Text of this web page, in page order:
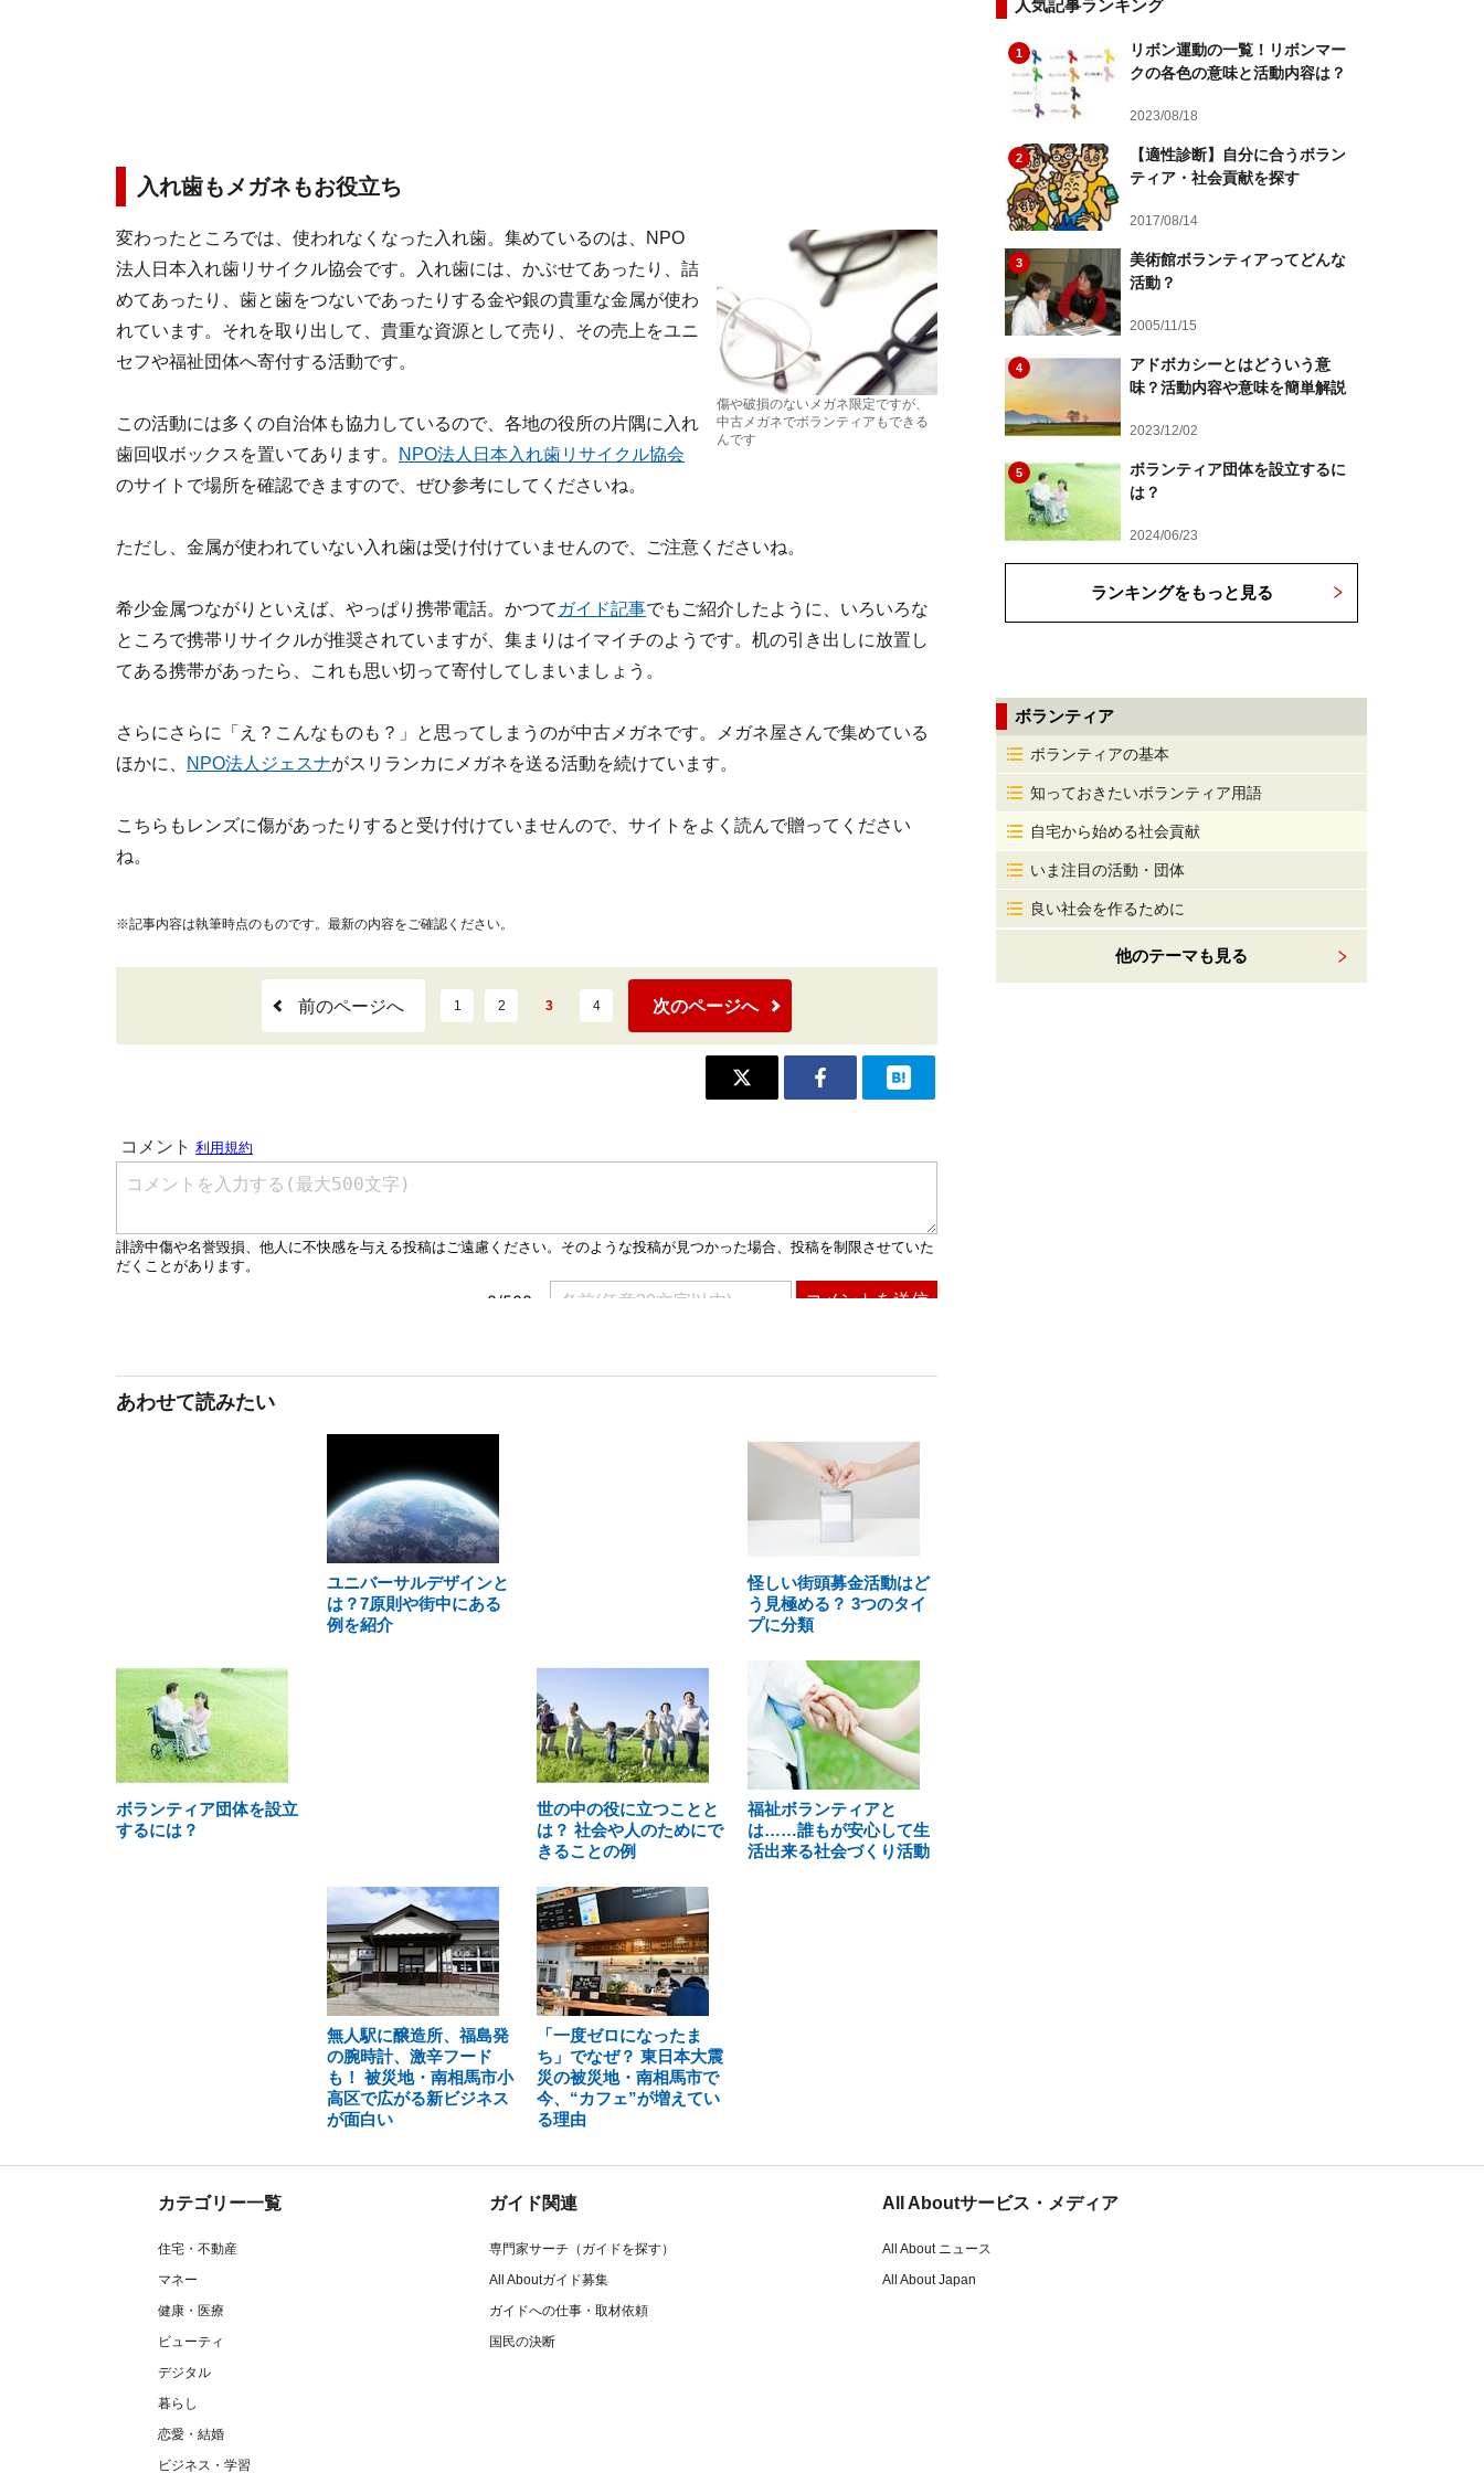
入れ歯もメガネもお役立ち
傷や破損のないメガネ限定ですが、
中古メガネでボランティアもできる
んです
変わったところでは、使われなくなった入れ歯。集めているのは、NPO
法人日本入れ歯リサイクル協会です。入れ歯には、かぶせてあったり、詰
めてあったり、歯と歯をつないであったりする金や銀の貴重な金属が使わ
れています。それを取り出して、貴重な資源として売り、その売上をユニ
セフや福祉団体へ寄付する活動です。
この活動には多くの自治体も協力しているので、各地の役所の片隅に入れ
歯回収ボックスを置いてあります。
NPO法人日本入れ歯リサイクル協会
のサイトで場所を確認できますので、ぜひ参考にしてくださいね。
ただし、金属が使われていない入れ歯は受け付けていませんので、ご注意くださいね。
希少金属つながりといえば、やっぱり携帯電話。かつて ガイド記事でもご紹介したように、いろいろな
ところで携帯リサイクルが推奨されていますが、集まりはイマイチのようです。机の引き出しに放置し
てある携帯があったら、これも思い切って寄付してしまいましょう。
さらにさらに「え？こんなものも？」と思ってしまうのが中古メガネです。メガネ屋さんで集めている
ほかに、
NPO法人ジェスナがスリランカにメガネを送る活動を続けています。
こちらもレンズに傷があったりすると受け付けていませんので、サイトをよく読んで贈ってください
ね。
※記事内容は執筆時点のものです。最新の内容をご確認ください。
前のページへ 1 2 3 4 次のページへ
あわせて読みたい
ユニバーサルデザインと
は？7原則や街中にある
例を紹介
怪しい街頭募金活動はど
う見極める？ 3つのタイ
プに分類
ボランティア団体を設立
するには？
世の中の役に立つことと
は？ 社会や人のためにで
きることの例
福祉ボランティアと
は……誰もが安心して生
活出来る社会づくり活動
無人駅に醸造所、福島発
の腕時計、激辛フード
も！ 被災地・南相馬市小
高区で広がる新ビジネス
が面白い
「一度ゼロになったま
ち」でなぜ？ 東日本大震
災の被災地・南相馬市で
今、“カフェ”が増えてい
る理由
人気記事ランキング
1
リボン運動の一覧！リボンマー
クの各色の意味と活動内容は？
2023/08/18
2
【適性診断】自分に合うボラン
ティア・社会貢献を探す
2017/08/14
3
美術館ボランティアってどんな
活動？
2005/11/15
4
アドボカシーとはどういう意
味？活動内容や意味を簡単解説
2023/12/02
5
ボランティア団体を設立するに
は？
2024/06/23
ランキングをもっと見る
ボランティア
ボランティアの基本
知っておきたいボランティア用語
自宅から始める社会貢献
いま注目の活動・団体
良い社会を作るために
他のテーマも見る
カテゴリー一覧
住宅・不動産
マネー
健康・医療
ビューティ
デジタル
暮らし
恋愛・結婚
ビジネス・学習
ガイド関連
専門家サーチ（ガイドを探す）
All Aboutガイド募集
ガイドへの仕事・取材依頼
国民の決断
All Aboutサービス・メディア
All About ニュース
All About Japan